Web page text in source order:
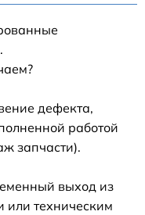
дефекта,
работой
запчасти).
выход из
или техническим